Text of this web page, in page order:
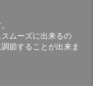
ムーズに出来るの
節することが出来ま